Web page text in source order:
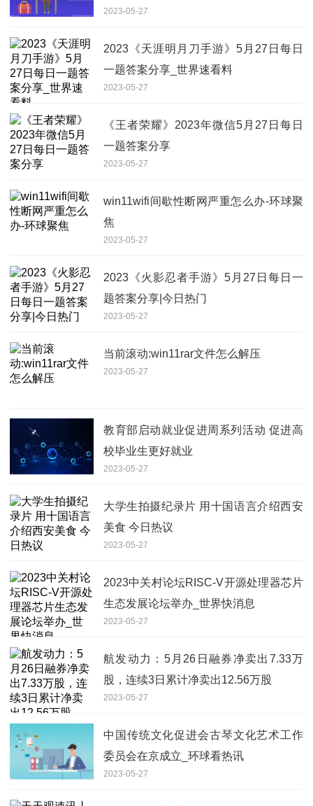
2023-05-27
2023《天涯明月刀手游》5月27日每日
一题答案分享_世界速看料
2023-05-27
《王者荣耀》2023年微信5月27日每日
一题答案分享
2023-05-27
win11wifi间歇性断网严重怎么办-环球聚
焦
2023-05-27
2023《火影忍者手游》5月27日每日一
题答案分享|今日热门
2023-05-27
当前滚动:win11rar文件怎么解压
2023-05-27
教育部启动就业促进周系列活动 促进高
校毕业生更好就业
2023-05-27
大学生拍摄纪录片 用十国语言介绍西安
美食 今日热议
2023-05-27
2023中关村论坛RISC-V开源处理器芯片
生态发展论坛举办_世界快消息
2023-05-27
航发动力：5月26日融券净卖出7.33万
股，连续3日累计净卖出12.56万股
2023-05-27
中国传统文化促进会古琴文化艺术工作
委员会在京成立_环球看热讯
2023-05-27